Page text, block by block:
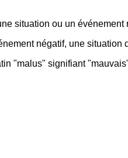
situation ou un événement
négatif, une situation
"malus" signifiant